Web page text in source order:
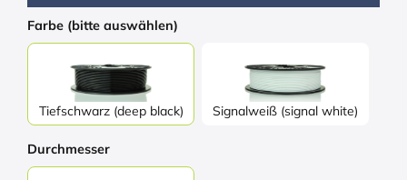
Farbe (bitte auswählen)
Tiefschwarz (deep black) Signalweiß (signal white)
Durchmesser